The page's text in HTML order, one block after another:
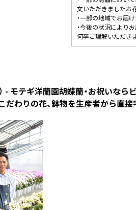
文いただきましたお
・一部の地域でお届
・今後の状況により
何卒ご理解いただき
モテギ洋蘭園胡蝶蘭・お祝いなら
わりの花、鉢物を生産者から直接